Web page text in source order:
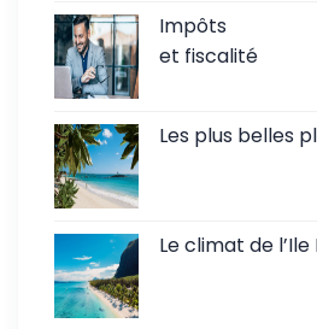
Impôts
et fiscalité
Les plus belles
Le climat de